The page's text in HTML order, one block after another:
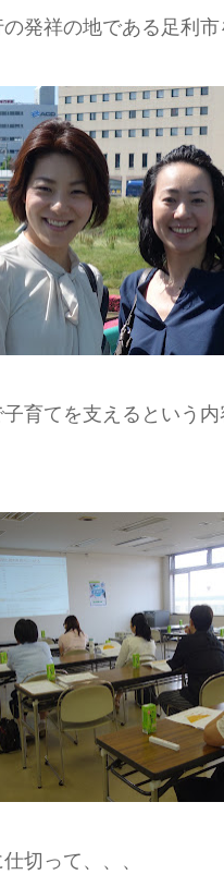
発祥の地である足利市
育てを支えるという
切って、、、